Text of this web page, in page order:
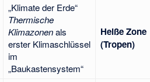
„Klimate der Erde“
Thermische
Klimazonenals
erster Klimaschlüssel
im
„Baukastensystem“
Heiße Zone
(Tropen)